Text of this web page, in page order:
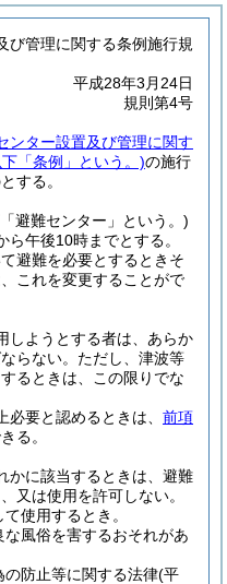
び管理に関する条例施行規
平成28年3月24日
規則第4号
ンター設置及び管理に関す
「条例」という。)の施行
する。
避難センター」という。)
午後10時までとする。
避難を必要とするときそ
これを変更することがで
しようとする者は、あらか
らない。 ただし、津波等
るときは、この限りでな
要と認めるときは、 前項
る。
かに該当するときは、避難
又は使用を許可しない。
使用するとき。
風俗を害するおそれがあ
防止等に関する法律(平